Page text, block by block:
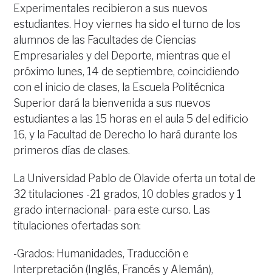
Experimentales recibieron a sus nuevos
estudiantes. Hoy viernes ha sido el turno de los
alumnos de las Facultades de Ciencias
Empresariales y del Deporte, mientras que el
próximo lunes, 14 de septiembre, coincidiendo
con el inicio de clases, la Escuela Politécnica
Superior dará la bienvenida a sus nuevos
estudiantes a las 15 horas en el aula 5 del edificio
16, y la Facultad de Derecho lo hará durante los
primeros días de clases.
La Universidad Pablo de Olavide oferta un total de
32 titulaciones -21 grados, 10 dobles grados y 1
grado internacional- para este curso. Las
titulaciones ofertadas son:
-Grados: Humanidades, Traducción e
Interpretación (Inglés, Francés y Alemán),